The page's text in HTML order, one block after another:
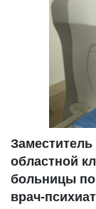
областной
больницы по
врач-